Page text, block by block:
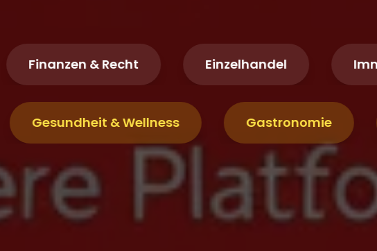
Finanzen & Recht Einzelhandel
Gesundheit & Wellness Gastronomie